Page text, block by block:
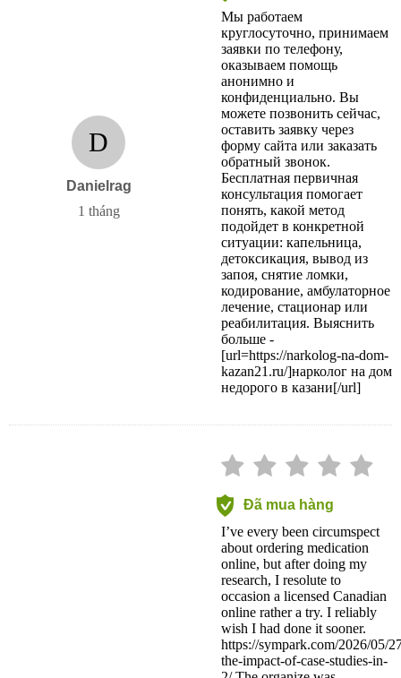
D
Danielrag
1 tháng
Мы работаем
круглосуточно, принимаем
заявки по телефону,
оказываем помощь
анонимно и
конфиденциально. Вы
можете позвонить сейчас,
оставить заявку через
форму сайта или заказать
обратный звонок.
Бесплатная первичная
консультация помогает
понять, какой метод
подойдет в конкретной
ситуации: капельница,
детоксикация, вывод из
запоя, снятие ломки,
кодирование, амбулаторное
лечение, стационар или
реабилитация. Выяснить
больше -
[url=https://narkolog-na-dom-
kazan21.ru/]нарколог на дом
недорого в казани[/url]
Đã mua hàng
I’ve every been circumspect
about ordering medication
online, but after doing my
research, I resolute to
occasion a licensed Canadian
online rather a try. I reliably
wish I had done it sooner.
https://sympark.com/2026/05/
the-impact-of-case-studies-in-